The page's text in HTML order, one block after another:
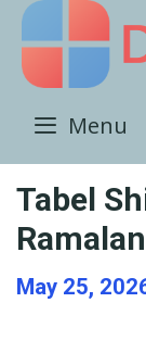
Skip
to
content
Menu
Tabel
May 25,